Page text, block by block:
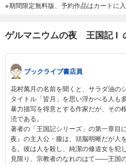
※期間限定無料版、予約作品はカートに
ゲルマニウムの夜 王国記 I
ブックライブ書店員
花村萬月の名前を聞くと、サラダ油の
タイトル「皆月」を思い浮かべる人も
暴力描写を得意とする作家だが、その
涜である。
著者の「王国記シリーズ」の第一章目
夜』の主人公・朧は、頭脳明晰だが人
る。彼は人を殺し、純潔の修道女を犯
見限り、宗教者のなれのはて――王国の